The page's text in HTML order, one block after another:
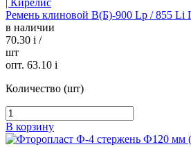
Ремень клиновой В(Б)-900 Lp / 855
в наличии
70.30 i /
шт
опт. 63.10 i
Количество (шт)
В корзину